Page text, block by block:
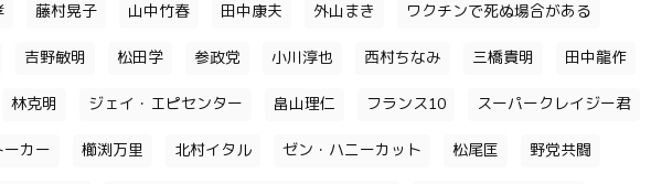
藤村晃子 山中竹春 田中康夫 外山まき ワクチンで死ぬ場合がある
吉野敏明 松田学 参政党 小川淳也 西村ちなみ 三橋貴明 田中龍作
林克明 ジェイ・エピセンター 畠山理仁 フランス10 スーパークレイジー君
ーカー 櫛渕万里 北村イタル ゼン・ハニーカット 松尾匡 野党共闘